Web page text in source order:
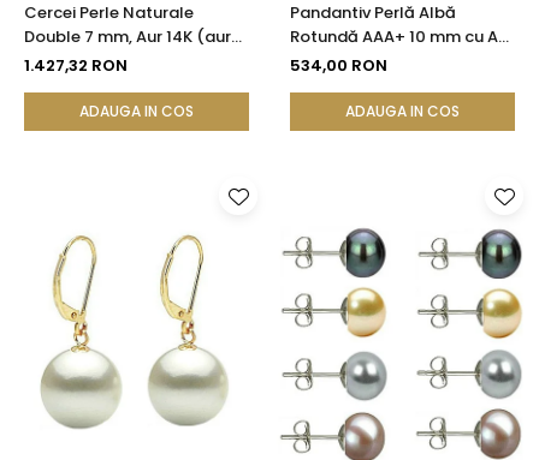
Cercei Perle Naturale
Double 7 mm, Aur 14K (aur
585), Simetrici și Versatili |
1.427,32 RON
ADAUGA IN COS
Pandantiv Perlă Albă
Rotundă AAA+ 10 mm cu Aur
14K (aur 585) | KASKADDA®
534,00 RON
ADAUGA IN COS